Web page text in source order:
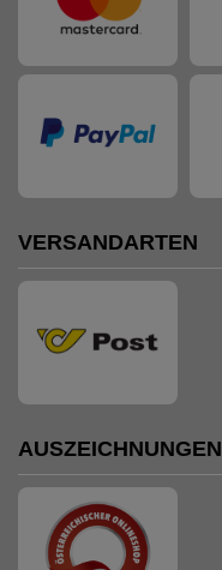
VERSANDARTEN
AUSZEICHNUNGEN